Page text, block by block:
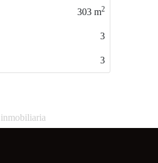
303m 2
inmobiliaria